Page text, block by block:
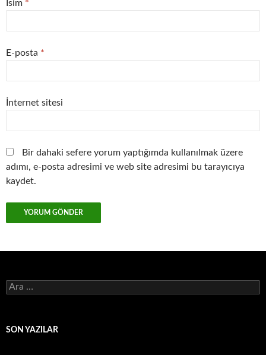
İsim *
E-posta *
İnternet sitesi
Bir dahaki sefere yorum yaptığımda kullanılmak üzere
adımı, e-posta adresimi ve web site adresimi bu tarayıcıya
kaydet.
Arama:
SON YAZILAR